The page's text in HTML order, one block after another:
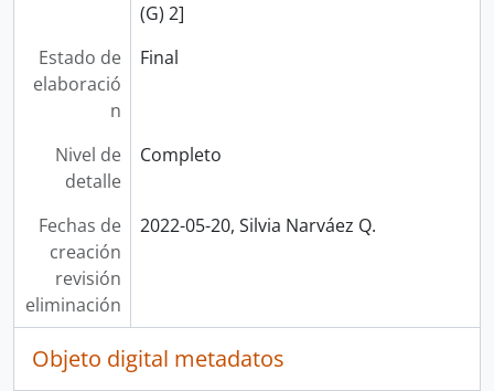
(G) 2]
Estado de
elaboració
n
Final
Nivel de
detalle
Completo
Fechas de
creación
revisión
eliminación
2022-05-20, Silvia Narváez Q.
Objeto digital metadatos